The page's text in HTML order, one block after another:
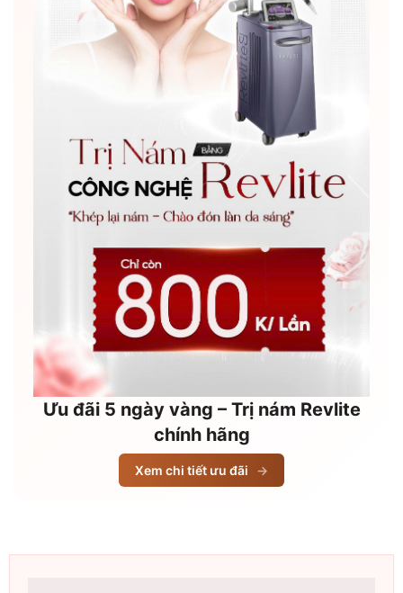
Ưu đãi 5 ngày vàng – Trị nám Revlite
chính hãng
Xem chi tiết ưu đãi →